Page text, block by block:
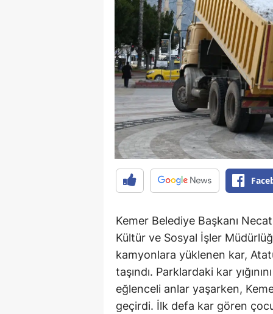
Kemer Belediye Başkanı
Kültür ve Sosyal İşler
kamyonlara yüklenen kar,
taşındı. Parklardaki kar
eğlenceli anlar yaşarken,
geçirdi. İlk defa kar gören